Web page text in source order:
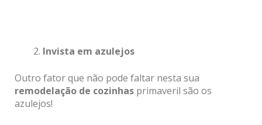
Invista em azulejos
Outro fator que não pode faltar nesta sua
remodelação de cozinhas primaveril são os
azulejos!